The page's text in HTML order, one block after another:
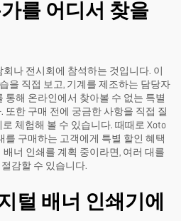
를 어디서 찾을
나 전시회에 참석하는 것입니다. 이
을 직접 보고, 기계를 제조하는 담당자
통해 온라인에서 찾아볼 수 없는 특별
또한 구매 전에 궁금한 사항을 직접 질
체험해 볼 수 있습니다. 때때로 Xoto
를 구매하는 고객에게 특별 할인 혜택
너 인쇄를 계획 중이라면, 여러 대를
감할 수 있습니다.
털 배너 인쇄기에